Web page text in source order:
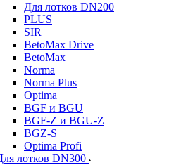
Для лотков DN200
PLUS
SIR
BetoMax Drive
BetoMax
Norma
Norma Plus
Optima
BGF и BGU
BGF-Z и BGU-Z
BGZ-S
Optima Profi
лотков DN300